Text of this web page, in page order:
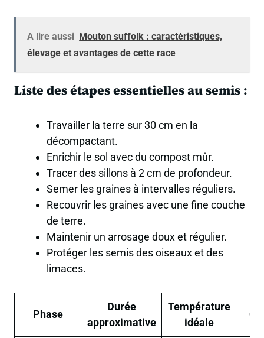
A lire aussi Mouton suffolk : caractéristiques,
élevage et avantages de cette race
Liste des étapes essentielles au semis :
Travailler la terre sur 30 cm en la
décompactant.
Enrichir le sol avec du compost mûr.
Tracer des sillons à 2 cm de profondeur.
Semer les graines à intervalles réguliers.
Recouvrir les graines avec une fine couche
de terre.
Maintenir un arrosage doux et régulier.
Protéger les semis des oiseaux et des
limaces.
Phase
Durée
approximative
Température
idéale